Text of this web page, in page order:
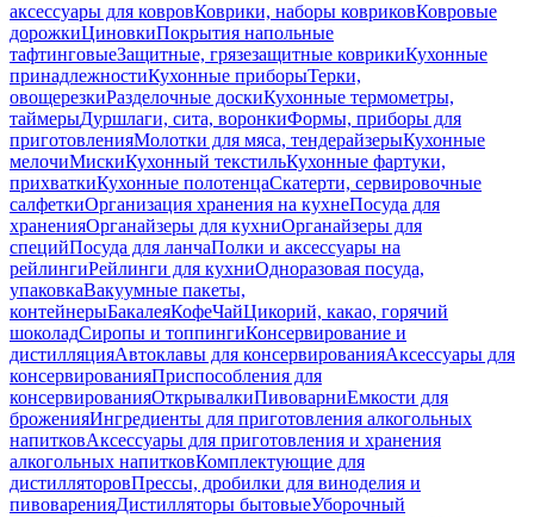
аксессуары для ковровКоврики, наборы ковриковКовровые
дорожкиЦиновкиПокрытия напольные
тафтинговыеЗащитные, грязезащитные коврикиКухонные
принадлежностиКухонные приборыТерки,
овощерезкиРазделочные доскиКухонные термометры,
таймерыДуршлаги, сита, воронкиФормы, приборы для
приготовленияМолотки для мяса, тендерайзерыКухонные
мелочиМискиКухонный текстильКухонные фартуки,
прихваткиКухонные полотенцаСкатерти, сервировочные
салфеткиОрганизация хранения на кухнеПосуда для
храненияОрганайзеры для кухниОрганайзеры для
специйПосуда для ланчаПолки и аксессуары на
рейлингиРейлинги для кухниОдноразовая посуда,
упаковкаВакуумные пакеты,
контейнерыБакалеяКофеЧайЦикорий, какао, горячий
шоколадСиропы и топпингиКонсервирование и
дистилляцияАвтоклавы для консервированияАксессуары для
консервированияПриспособления для
консервированияОткрывалкиПивоварниЕмкости для
броженияИнгредиенты для приготовления алкогольных
напитковАксессуары для приготовления и хранения
алкогольных напитковКомплектующие для
дистилляторовПрессы, дробилки для виноделия и
пивоваренияДистилляторы бытовыеУборочный